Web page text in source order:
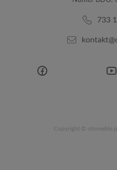
733
Copyright ©